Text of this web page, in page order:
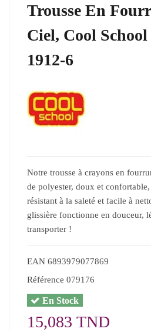
Trousse En
Ciel, Cool
1912-6
Notre trousse à crayons en
de polyester, doux et
résistant à la saleté et facile à
glissière fonctionne en douceur,
transporter !
EAN 6893979077869
Référence 079176
En Stock
15,083 TND